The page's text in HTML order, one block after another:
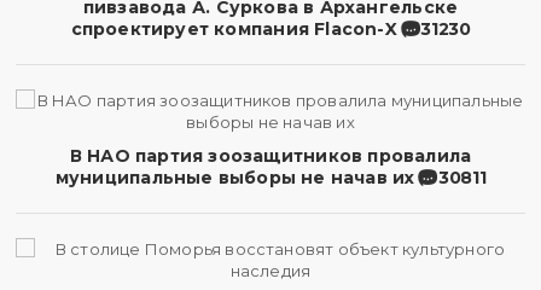
пивзавода А. Суркова в Архангельске
спроектирует компания Flacon-X
31230
В НАО партия зоозащитников провалила
муниципальные выборы не начав их
30811